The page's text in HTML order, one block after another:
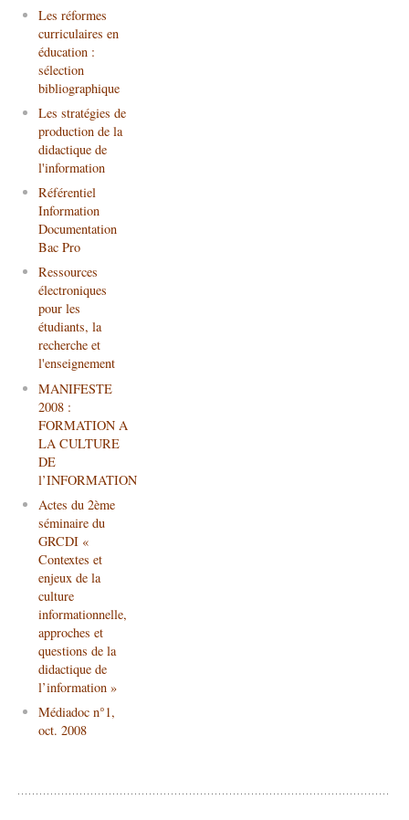
Les réformes
curriculaires en
éducation :
sélection
bibliographique
Les stratégies de
production de la
didactique de
l'information
Référentiel
Information
Documentation
Bac Pro
Ressources
électroniques
pour les
étudiants, la
recherche et
l'enseignement
MANIFESTE
2008 :
FORMATION A
LA CULTURE
DE
l’INFORMATION
Actes du 2ème
séminaire du
GRCDI «
Contextes et
enjeux de la
culture
informationnelle,
approches et
questions de la
didactique de
l’information »
Médiadoc n°1,
oct. 2008